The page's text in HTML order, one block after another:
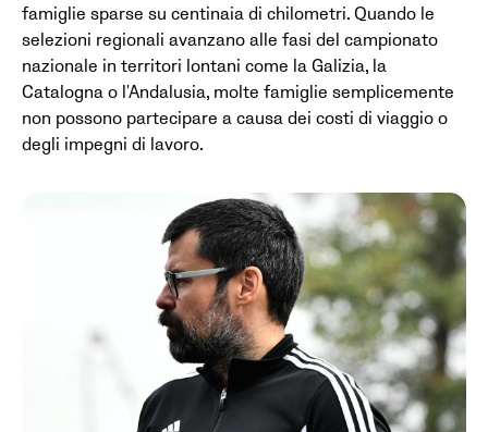
famiglie sparse su centinaia di chilometri. Quando le
selezioni regionali avanzano alle fasi del campionato
nazionale in territori lontani come la Galizia, la
Catalogna o l'Andalusia, molte famiglie semplicemente
non possono partecipare a causa dei costi di viaggio o
degli impegni di lavoro.